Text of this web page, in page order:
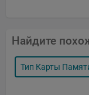
Найдите
Тип Карты